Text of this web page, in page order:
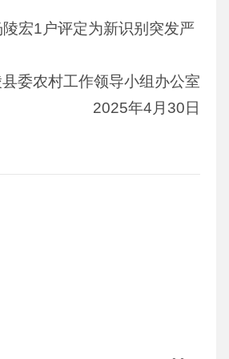
宏1户评定为新识别突发严
委农村工作领导小组办公室
2025年4月30日